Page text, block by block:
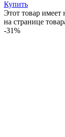
Купить
Этот товар
на странице
-31%